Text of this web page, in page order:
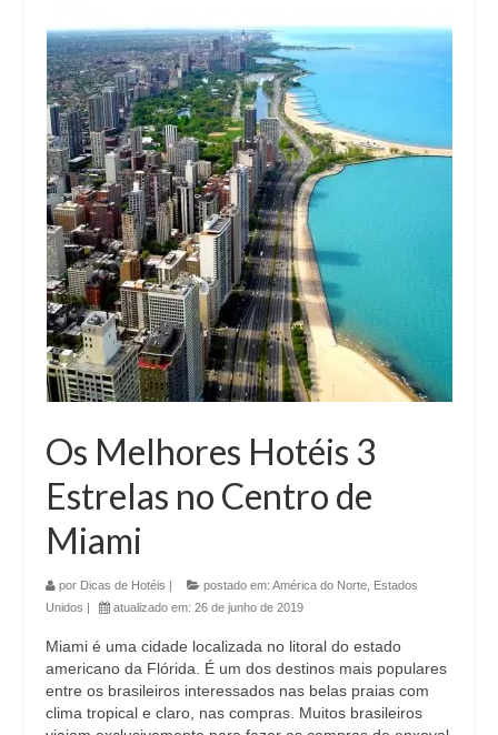
Os Melhores Hotéis 3
Estrelas no Centro de
Miami
por Dicas de Hotéis | postado em: América do Norte Estados
Unidos | atualizado em: 26 de junho de 2019
Miami é uma cidade localizada no litoral do estado
americano da Flórida. É um dos destinos mais populares
entre os brasileiros interessados nas belas praias com
clima tropical e claro, nas compras. Muitos brasileiros